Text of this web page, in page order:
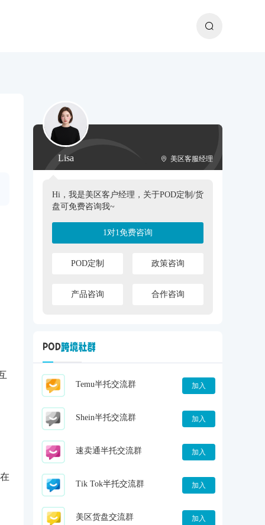
Lisa 美区客服经理
Hi，我是美区客户经理，关于POD定制/货
盘可免费咨询我~
1对1免费咨询
POD定制 政策咨询
产品咨询 合作咨询
Temu半托交流群 加入
Shein半托交流群 加入
速卖通半托交流群 加入
Tik Tok半托交流群 加入
美区货盘交流群 加入